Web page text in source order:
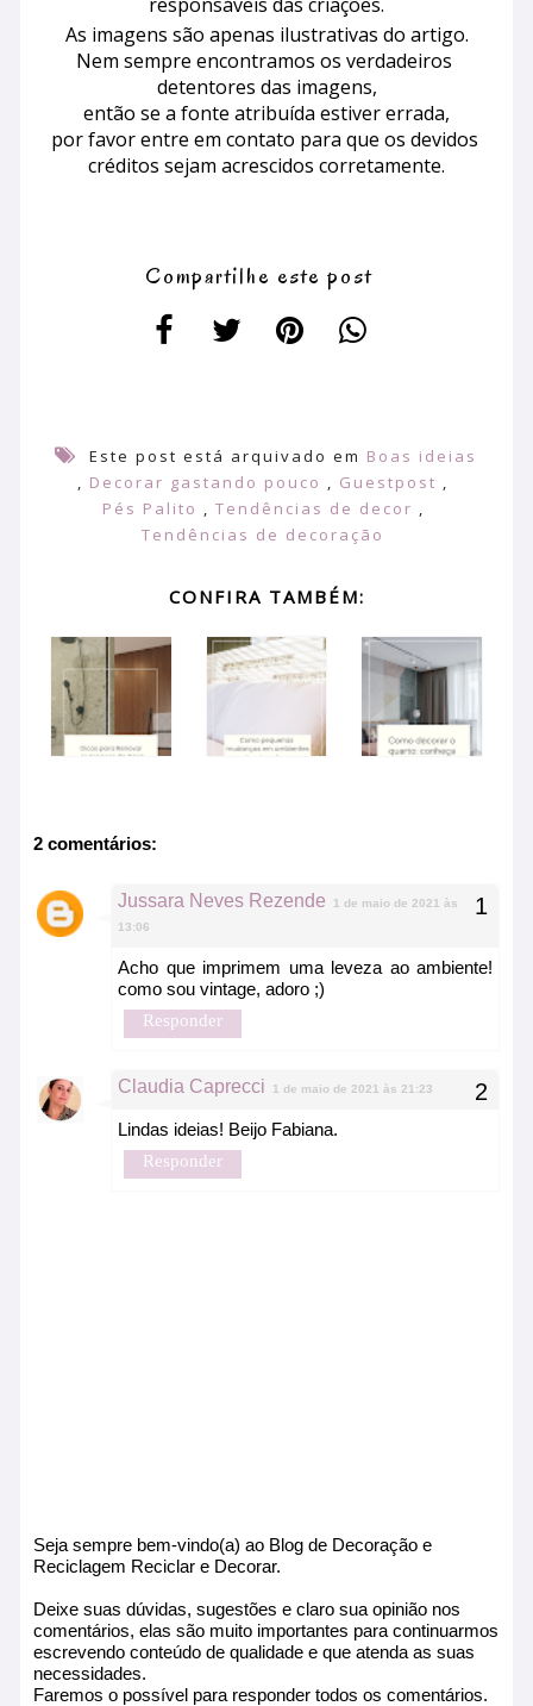
As imagens são apenas ilustrativas do artigo.
Nem sempre encontramos os verdadeiros
detentores das imagens,
então se a fonte atribuída estiver errada,
por favor entre em contato para que os devidos
créditos sejam acrescidos corretamente.
Compartilhe este post
Este post está arquivado em Boas ideias
, Decorar gastando pouco , Guestpost ,
Pés Palito , Tendências de decor ,
Tendências de decoração
CONFIRA TAMBÉM:
2 comentários:
Jussara Neves Rezende
1 de maio de 2021 às
13:06
Acho que imprimem uma leveza ao ambiente!
como sou vintage, adoro ;)
Responder
Claudia Caprecci 1 de maio de 2021 às 21:23
Lindas ideias! Beijo Fabiana.
Responder
Seja sempre bem-vindo(a) ao Blog de Decoração e
Reciclagem Reciclar e Decorar.
Deixe suas dúvidas, sugestões e claro sua opinião nos
comentários, elas são muito importantes para continuarmos
escrevendo conteúdo de qualidade e que atenda as suas
necessidades.
Faremos o possível para responder todos os comentários.